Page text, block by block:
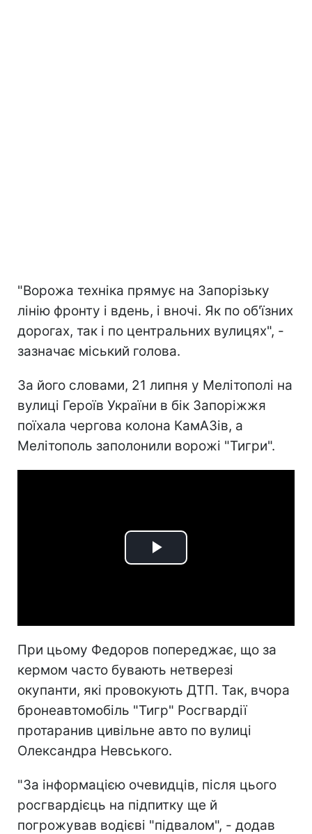
"Ворожа техніка прямує на Запорізьку
лінію фронту і вдень, і вночі. Як по об'їзних
дорогах, так і по центральних вулицях", -
зазначає міський голова.
За його словами, 21 липня у Мелітополі на
вулиці Героїв України в бік Запоріжжя
поїхала чергова колона КамАЗів, а
Мелітополь заполонили ворожі "Тигри".
Play
При цьому Федоров попереджає, що за
кермом часто бувають нетверезі
окупанти, які провокують ДТП. Так, вчора
бронеавтомобіль "Тигр" Росгвардії
протаранив цивільне авто по вулиці
Олександра Невського.
"За інформацією очевидців, після цього
росгвардієць на підпитку ще й
погрожував водієві "підвалом", - додав